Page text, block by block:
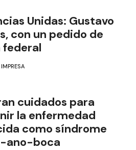
Unidas: Gustavo
con un pedido de
federal
cuidados para
la enfermedad
como síndrome
ano-boca